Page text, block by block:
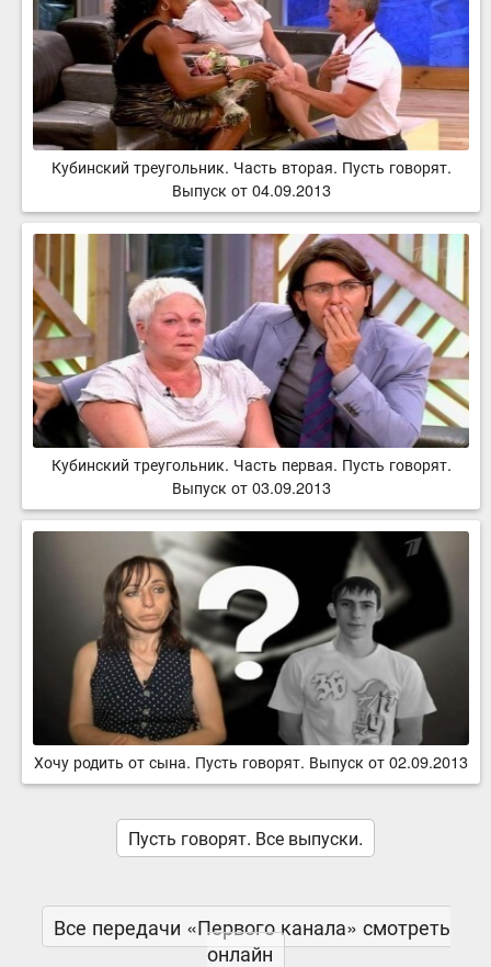
Кубинский треугольник. Часть вторая. Пусть говорят.
Выпуск от 04.09.2013
Кубинский треугольник. Часть первая. Пусть говорят.
Выпуск от 03.09.2013
Хочу родить от сына. Пусть говорят. Выпуск от 02.09.2013
Пусть говорят. Все выпуски.
Все передачи «Первого канала» смотреть
онлайн